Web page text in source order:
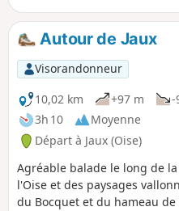
traversé la ligne de chemin
D13, vous prendrez les petits
en passant derrière les
vous conduiront sur les
Mont Saint-Pierre. Chemin
rejoindrez les berges de
passant par le port de
Autour de Jaux
Visorandonneur
10,02 km
+97 m
-
3h 10
Moyenne
Départ à Jaux (Oise)
Agréable balade le long de
l'Oise et des paysages
du Bocquet et du hameau de